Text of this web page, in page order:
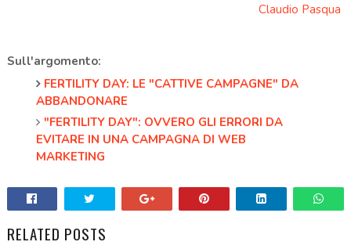
Claudio Pasqua
Sull'argomento:
FERTILITY DAY: LE "CATTIVE CAMPAGNE" DA
ABBANDONARE
"FERTILITY DAY": OVVERO GLI ERRORI DA
EVITARE IN UNA CAMPAGNA DI WEB
MARKETING
RELATED POSTS